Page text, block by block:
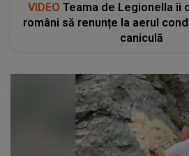
kanald2.ro
Un gest aparent
indignare și a declanșat o